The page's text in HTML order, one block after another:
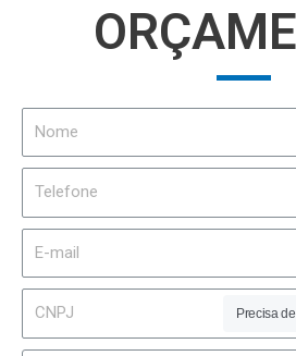
mail
Precisa